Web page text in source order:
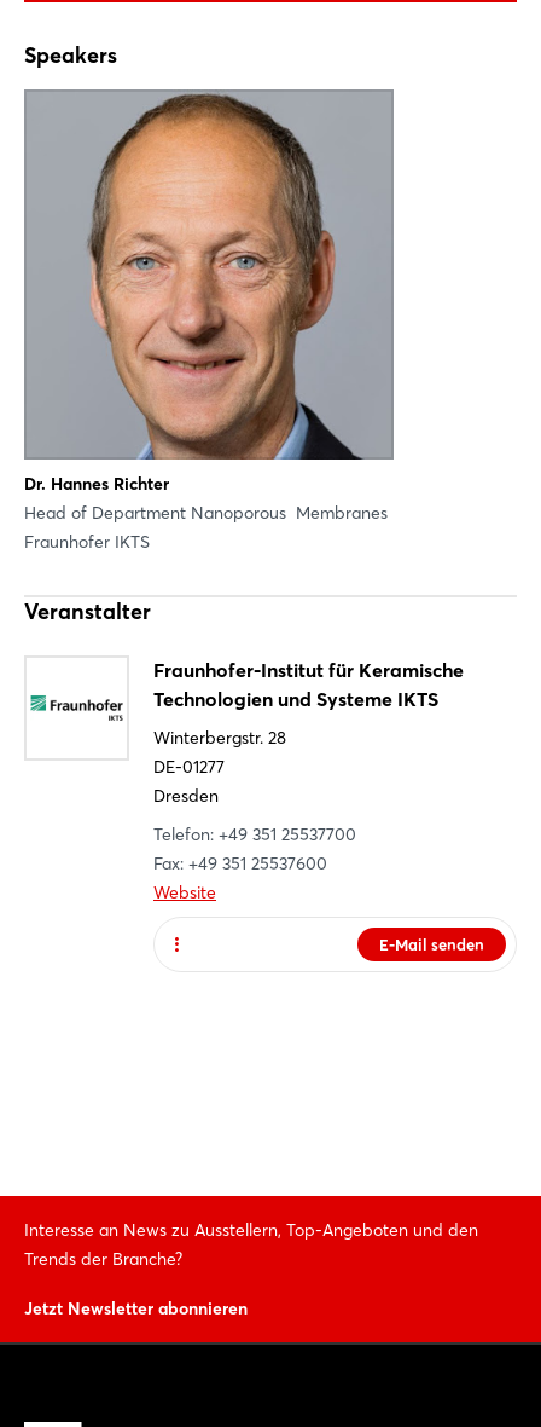
Facebook
Whatsapp
Link kopieren
Infos zur Anmeldung
Anmelden
Speakers
Dr. Hannes Richter
Head of Department Nanoporous Membranes
Fraunhofer IKTS
Veranstalter
Fraunhofer-Institut für Keramische
Technologien und Systeme IKTS
Winterbergstr. 28
DE-01277
Dresden
Telefon: +49 351 25537700
Fax: +49 351 25537600
Website
E-Mail senden
Interesse an News zu Ausstellern, Top-Angeboten und den
Trends der Branche?
Jetzt Newsletter abonnieren
Noch nicht angemeldet?